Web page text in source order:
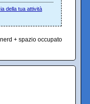
della tua attività
+ spazio occupato